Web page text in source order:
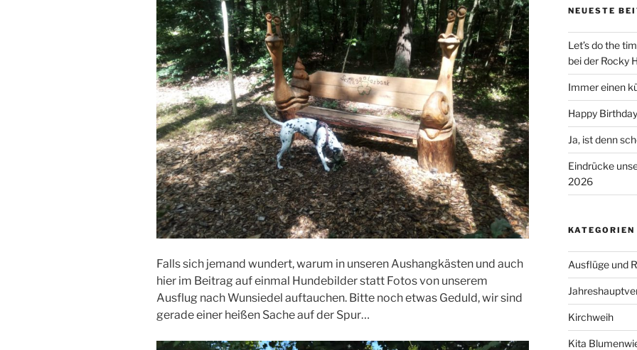
Falls sich jemand wundert, warum in unseren Aushangkästen und auch
hier im Beitrag auf einmal Hundebilder statt Fotos von unserem
Ausflug nach Wunsiedel auftauchen. Bitte noch etwas Geduld, wir sind
gerade einer heißen Sache auf der Spur…
NEUESTE
Let’s do the
bei der Rocky
Immer einen
Happy
Ja, ist denn
Eindrücke
2026
KATEGORIEN
Ausflüge und
Kirchweih
Kita